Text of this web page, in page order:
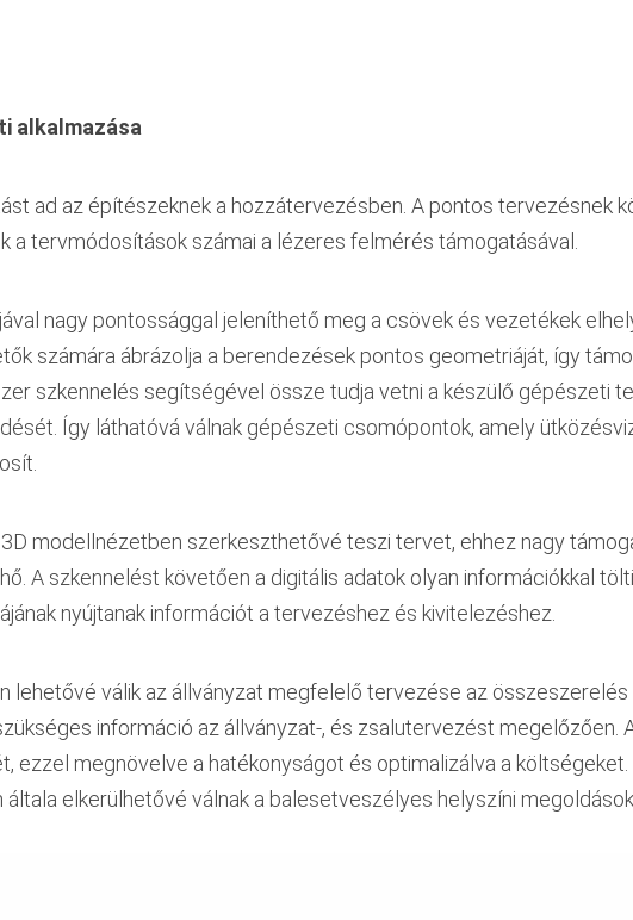
alkalmazása
ad az építészeknek a hozzátervezésben. A pontos tervezésnek
a tervmódosítások számai a lézeres felmérés támogatásával.
nagy pontossággal jeleníthető meg a csövek és vezetékek
számára ábrázolja a berendezések pontos geometriáját, így
szkennelés segítségével össze tudja vetni a készülő gépészeti
Így láthatóvá válnak gépészeti csomópontok, amely
modellnézetben szerkeszthetővé teszi tervet, ehhez nagy
A szkennelést követően a digitális adatok olyan információkkal
nyújtanak információt a tervezéshez és kivitelezéshez.
lehetővé válik az állványzat megfelelő tervezése az
információ az állványzat-, és zsalutervezést megelőzően.
ezzel megnövelve a hatékonyságot és optimalizálva a
általa elkerülhetővé válnak a balesetveszélyes helyszíni